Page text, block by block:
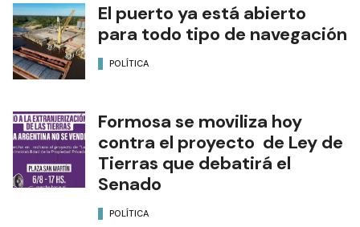
El puerto ya está abierto
para todo tipo de navegación
POLÍTICA
Formosa se moviliza hoy
contra el proyecto de Ley de
Tierras que debatirá el
Senado
POLÍTICA